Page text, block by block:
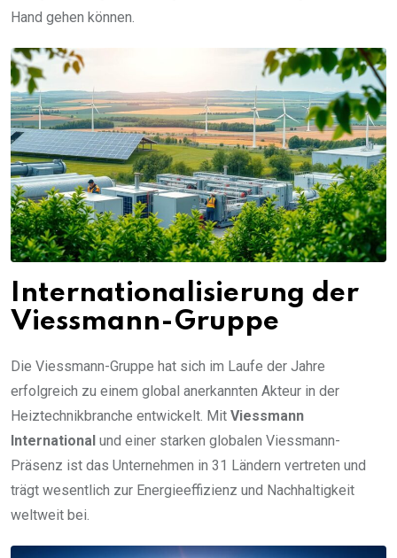
Hand gehen können.
Internationalisierung der
Viessmann-Gruppe
Die Viessmann-Gruppe hat sich im Laufe der Jahre
erfolgreich zu einem global anerkannten Akteur in der
Heiztechnikbranche entwickelt. Mit Viessmann
International und einer starken globalen Viessmann-
Präsenz ist das Unternehmen in 31 Ländern vertreten und
trägt wesentlich zur Energieeffizienz und Nachhaltigkeit
weltweit bei.